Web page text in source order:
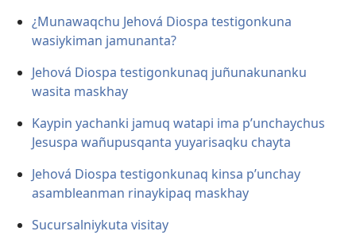
¿Munawaqchu Jehová Diospa testigonkuna
wasiykiman jamunanta?
Jehová Diospa testigonkunaq juñunakunanku
wasita maskhay
Kaypin yachanki jamuq watapi ima p’unchaychus
Jesuspa wañupusqanta yuyarisaqku chayta
Jehová Diospa testigonkunaq kinsa p’unchay
asambleanman rinaykipaq maskhay
Sucursalniykuta visitay